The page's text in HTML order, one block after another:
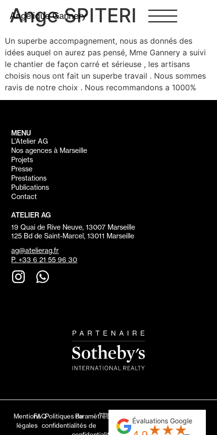
Angélique Gannery
Ange SPITERI
Un superbe accompagnement, nous as donnés des
idées auquel on aurez pas pensé, Mme Gannery a suivi
le chantier de façon carré et sérieuse , les artisans
choisis nous ont fait un superbe travail . Nous sommes
ravis de notre choix . Nous recommandons a 1000%
ATELIER AG
19 Quai de Rive Neuve, 13007 Marseille
125 Bd de Saint-Marcel, 13011 Marseille
ag@atelierag.fr
P. +33 6 21 55 96 30
MENU
L’Atelier AG
Nos agences à Marseille
Projets
Presse
Prestations
Publications
Contact
Évaluations Google
★★★
Mentions
légales
FAQPolitiques de
confidentialités
Paramètres
de